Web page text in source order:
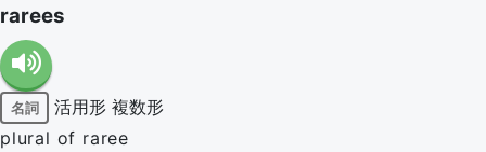
rarees
名詞 活用形 複数形
plural of raree